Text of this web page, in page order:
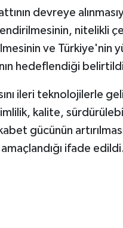
devreye
nitelikli
ve Türkiye'nin
hedeflendiği
ileri teknolojilerle
kalite,
gücünün
amaçlandığı ifade